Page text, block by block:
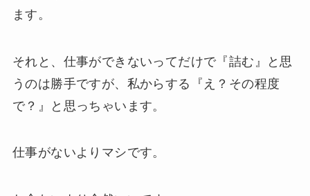
ます。
それと、仕事ができないってだけで『詰む』と思
うのは勝手ですが、私からする『え？その程度
で？』と思っちゃいます。
仕事がないよりマシです。